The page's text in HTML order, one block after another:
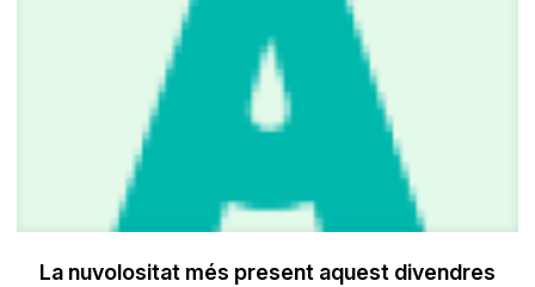
La nuvolositat més present aquest divendres